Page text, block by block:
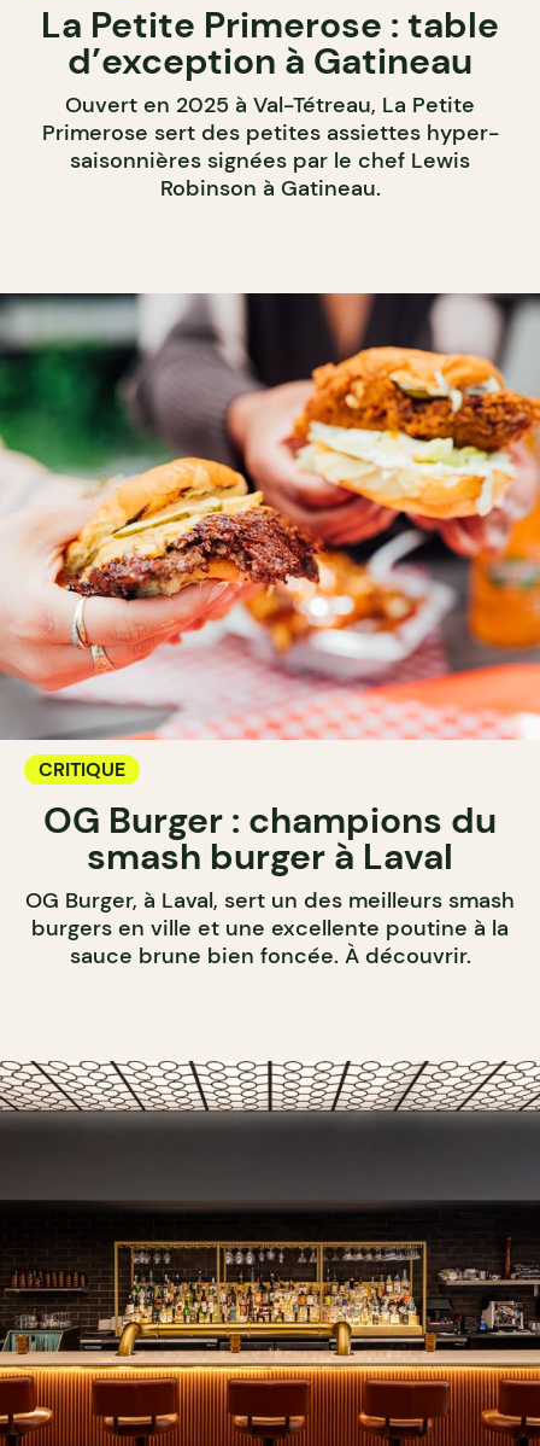
La Petite Primerose : table
d’exception à Gatineau
Ouvert en 2025 à Val-Tétreau, La Petite
Primerose sert des petites assiettes hyper-
saisonnières signées par le chef Lewis
Robinson à Gatineau.
CRITIQUE
OG Burger : champions du
smash burger à Laval
OG Burger, à Laval, sert un des meilleurs smash
burgers en ville et une excellente poutine à la
sauce brune bien foncée. À découvrir.